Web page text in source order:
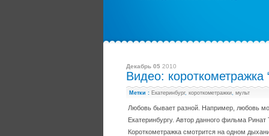
Декабрь 05 2010
Видео:
Метки : Екатеринбург, короткометражки, мульт
Любовь бывает разной. Например, любовь
Екатеринбургу. Автор данного фильма Ринат
Короткометражка смотрится на одном